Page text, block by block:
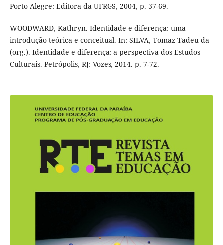
Porto Alegre: Editora da UFRGS, 2004, p. 37-69.
WOODWARD, Kathryn. Identidade e diferença: uma
introdução teórica e conceitual. In: SILVA, Tomaz Tadeu da
(org.). Identidade e diferença: a perspectiva dos Estudos
Culturais. Petrópolis, RJ: Vozes, 2014. p. 7-72.